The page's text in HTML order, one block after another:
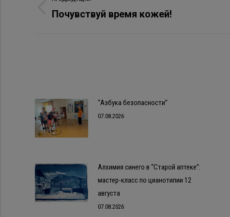
поПредыдущая
Почувствуй время кожей!
“Азбука безопасности”
07.08.2026
Алхимия синего в “Старой аптеке”:
мастер-класс по цианотипии 12
августа
07.08.2026